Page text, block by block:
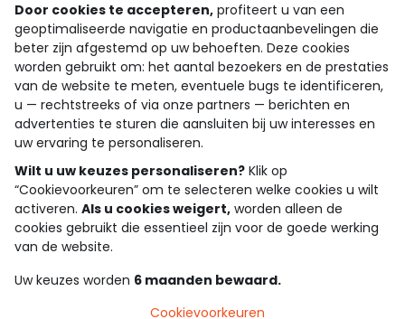
wie zijn we?
hulp nodig
loyalty club
onze catalogus
Algemene verkoop en gebruiksvoorwaarden
Privacybeleid
Cookies en persoonsgegevens
Door cookies te accepteren, profiteert u van een
geoptimaliseerde navigatie en productaanbevelingen die
beter zijn afgestemd op uw behoeften. Deze cookies
worden gebruikt om: het aantal bezoekers en de prestaties
van de website te meten, eventuele bugs te identificeren,
u — rechtstreeks of via onze partners — berichten en
advertenties te sturen die aansluiten bij uw interesses en
uw ervaring te personaliseren.
Wilt u uw keuzes personaliseren? Klik op
“Cookievoorkeuren” om te selecteren welke cookies u wilt
activeren. Als u cookies weigert, worden alleen de
cookies gebruikt die essentieel zijn voor de goede werking
van de website.
Uw keuzes worden 6 maanden bewaard.
Cookievoorkeuren